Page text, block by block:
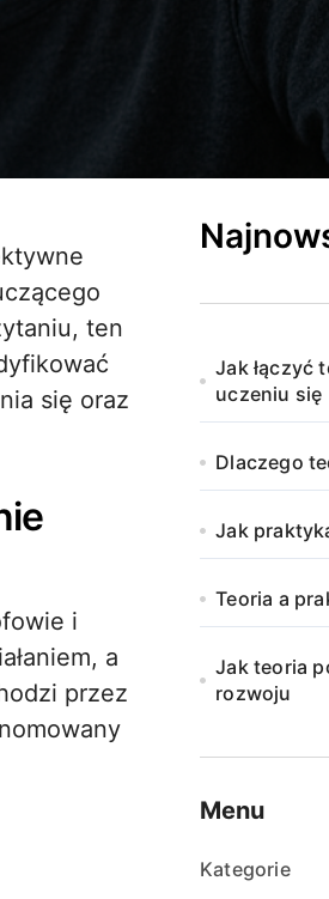
ten
się oraz
i
a
przez
Jak łączyć
uczeniu się
Dlaczego
Jak
Teoria a
Jak teoria
rozwoju
Menu
Kategorie